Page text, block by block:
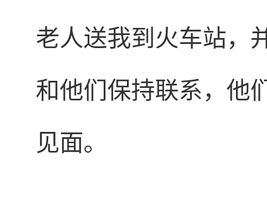
老人送我到火车站，
和他们保持联系，他
见面。